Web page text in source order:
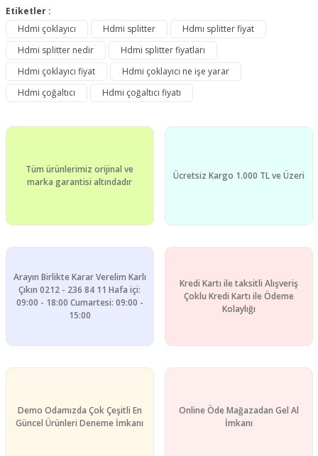
Yorum Yaz
konularda yetersiz gördüğünüz noktaları öneri formunu
Görüş ve önerileriniz için teşekkür ederiz.
Ürün resmi kalitesiz, bozuk veya görüntülenemiyor.
Ürün açıklamasında eksik bilgiler bulunuyor.
Ürün fiyatı diğer sitelerden daha pahalı.
Etiketler :
Hdmi çoklayıcı
Hdmi splitter
Hdmı splitter fiyat
Hdmi splitter nedir
Hdmi splitter fiyatları
Hdmi çoklayıcı fiyat
Hdmi çoklayıcı ne işe yarar
Hdmi çoğaltıcı
Hdmi çoğaltıcı fiyatı
Tüm ürünlerimiz orijinal ve
marka garantisi altındadır
Ücretsiz Kargo 1.000 TL ve Üzeri
Arayın Birlikte Karar Verelim Karlı
Çıkın 0212 - 236 84 11 Hafa içi:
09:00 - 18:00 Cumartesi: 09:00 -
15:00
Kredi Kartı ile taksitli Alışveriş
Çoklu Kredi Kartı ile Ödeme
Kolaylığı
Demo Odamızda Çok Çeşitli En
Güncel Ürünleri Deneme İmkanı
Online Öde Mağazadan Gel Al
İmkanı